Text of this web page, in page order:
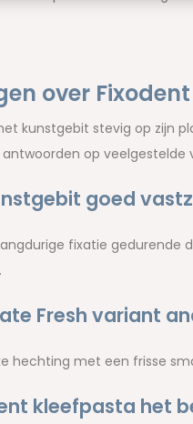
over
kunstgebit stevig op zijn
op
goed
fixatie gedurende
Fresh variant
hechting met een frisse
kleefpasta het